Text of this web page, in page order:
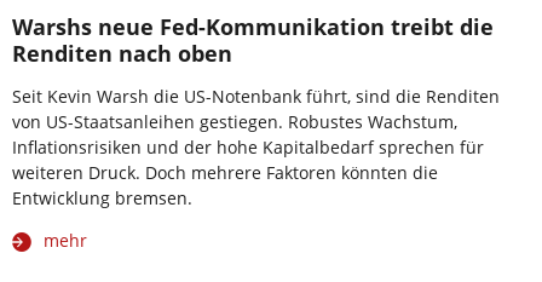
Warshs neue Fed-Kommunikation treibt die
Renditen nach oben
Seit Kevin Warsh die US-Notenbank führt, sind die Renditen
von US-Staatsanleihen gestiegen. Robustes Wachstum,
Inflationsrisiken und der hohe Kapitalbedarf sprechen für
weiteren Druck. Doch mehrere Faktoren könnten die
Entwicklung bremsen.
mehr